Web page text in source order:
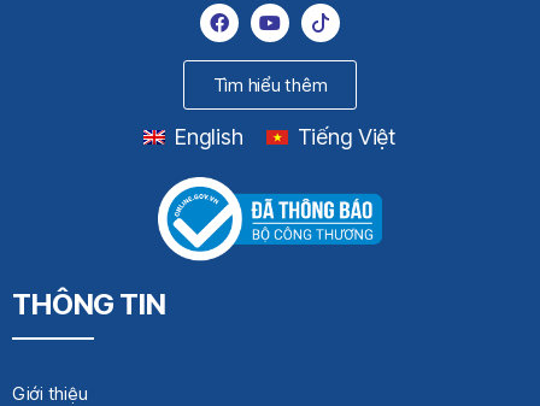
Tìm hiểu thêm
English Tiếng Việt
THÔNG TIN
Giới thiệu